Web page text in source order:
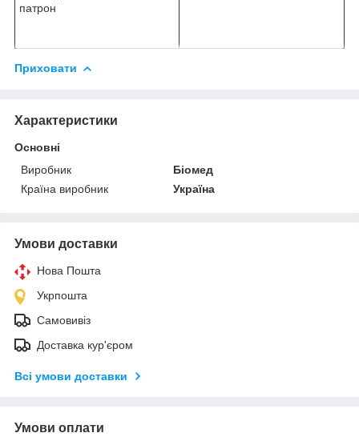
патрон
Приховати
Характеристики
Основні
Виробник
Біомед
Країна виробник
Україна
Умови доставки
Нова Пошта
Укрпошта
Самовивіз
Доставка кур'єром
Всі умови доставки
Умови оплати